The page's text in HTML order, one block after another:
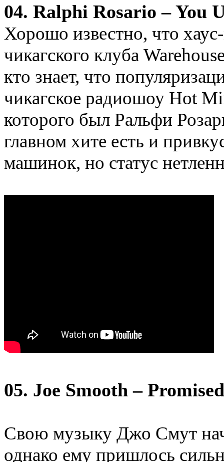
04. Ralphi Rosario – You
Хорошо известно, что
чикагского клуба
кто знает, что
чикагское радиошоу Hot
которого был Ральфи
главном хите есть и
машинок, но статус
05. Joe Smooth –
Свою музыку Джо Смут
однако ему пришлось